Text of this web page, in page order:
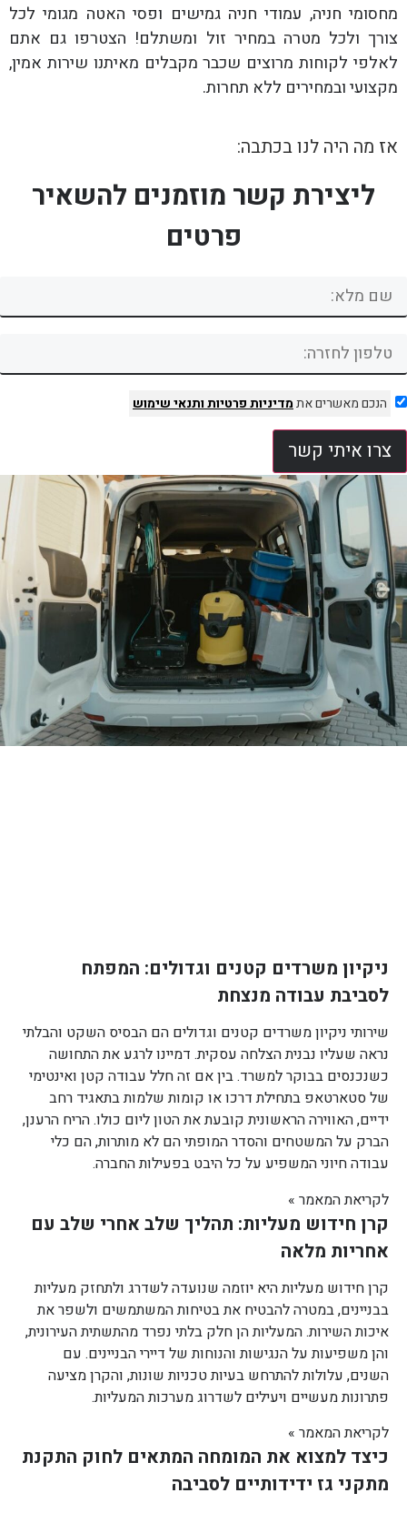
מחסומי חניה, עמודי חניה גמישים ופסי האטה מגומי לכל
צורך ולכל מטרה במחיר זול ומשתלם! הצטרפו גם אתם
לאלפי לקוחות מרוצים שכבר מקבלים מאיתנו שירות אמין,
מקצועי ובמחירים ללא תחרות.
אז מה היה לנו בכתבה:
ליצירת קשר מוזמנים להשאיר
פרטים
הנכם מאשרים אתמדיניות פרטיותותנאי שימוש
צרו איתי קשר
ניקיון משרדים קטנים וגדולים: המפתח
לסביבת עבודה מנצחת
שירותי ניקיון משרדים קטנים וגדולים הם הבסיס השקט והבלתי
נראה שעליו נבנית הצלחה עסקית. דמיינו לרגע את התחושה
כשנכנסים בבוקר למשרד. בין אם זה חלל עבודה קטן ואינטימי
של סטארטאפ בתחילת דרכו או קומות שלמות בתאגיד רחב
ידיים, האווירה הראשונית קובעת את הטון ליום כולו. הריח הרענן,
הברק על המשטחים והסדר המופתי הם לא מותרות, הם כלי
עבודה חיוני המשפיע על כל היבט בפעילות החברה.
לקריאת המאמר »
קרן חידוש מעליות: תהליך שלב אחרי שלב עם
אחריות מלאה
קרן חידוש מעליות היא יוזמה שנועדה לשדרג ולתחזק מעליות
בבניינים, במטרה להבטיח את בטיחות המשתמשים ולשפר את
איכות השירות. המעליות הן חלק בלתי נפרד מהתשתית העירונית,
והן משפיעות על הנגישות והנוחות של דיירי הבניינים. עם
השנים, עלולות להתרחש בעיות טכניות שונות, והקרן מציעה
פתרונות מעשיים ויעילים לשדרוג מערכות המעליות.
לקריאת המאמר »
כיצד למצוא את המומחה המתאים לחוק התקנת
מתקני גז ידידותיים לסביבה